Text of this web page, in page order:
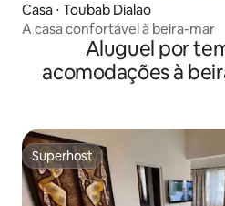
Casa ⋅ Toubab Dialao
A casa confortável à beira-mar
Aluguel por
acomodações à
Superhost
Superhost